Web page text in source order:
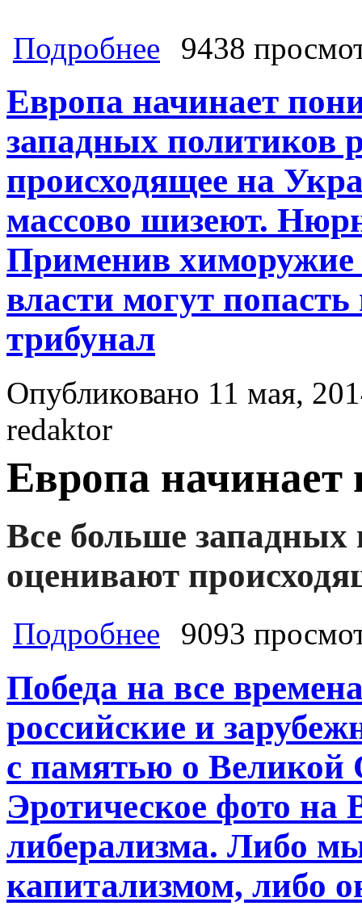
Подробнее о Народный гнев сметет всё!
Ляшко взят в Мариуполе? За
референдума. Киевская власть
9438
Европа начинает
западных политиков
происходящее на
массово шизеют.
Применив химоружие
власти могут
трибунал
Опубликовано 11 мая,
redaktor
Европа
Все больше западных
оценивают
Подробнее о Европа начинает понимать
Украине. Майдауны же массово
киевские власти могут попасть
9093
Победа на все
российские и
с памятью о Великой
Эротическое фото на
либерализма. Либо
капитализмом, либо